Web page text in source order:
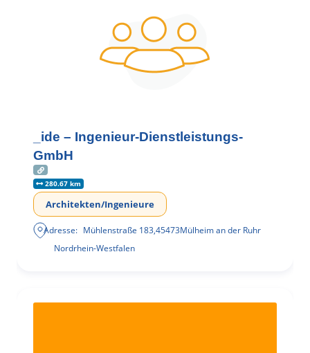
_ide – Ingenieur-Dienstleistungs-
GmbH
280.67 km
Architekten/Ingenieure
Adresse: Mühlenstraße 183,45473Mülheim an der Ruhr
Nordrhein-Westfalen